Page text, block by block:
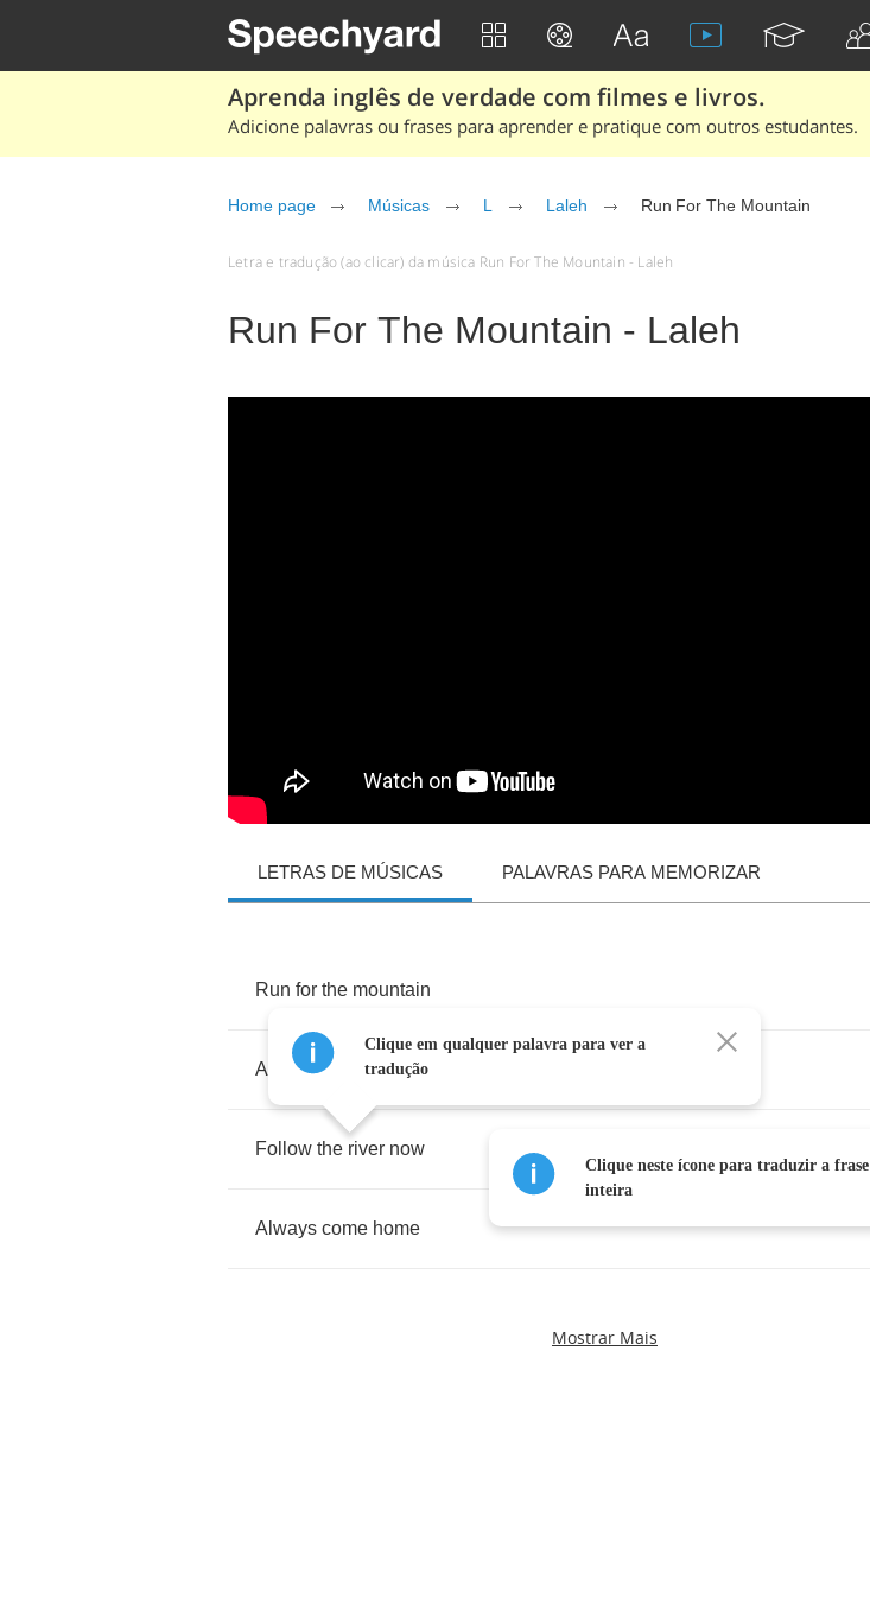
Aprenda inglês de verdade com filmes e livros.
Adicione palavras ou frases para aprender e pratique com outros estudantes.
Home page Músicas L Laleh Run For The Mountain
Letra e tradução (ao clicar) da música Run For The Mountain - Laleh
Run For The Mountain - Laleh
LETRAS DE MÚSICAS PALAVRAS PARA MEMORIZAR
Run for the mountain
Aim for the wind
Follow the river now
Always come home
Mostrar Mais
Clique em qualquer palavra para ver a
tradução
Clique neste ícone para traduzir a frase
inteira